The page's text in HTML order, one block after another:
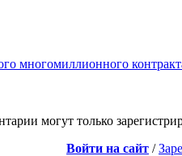
многомиллионного
могут только
Войти на сайт /